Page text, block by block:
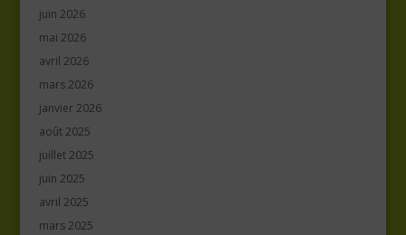
juin 2026
mai 2026
avril 2026
mars 2026
janvier 2026
août 2025
juillet 2025
juin 2025
avril 2025
mars 2025